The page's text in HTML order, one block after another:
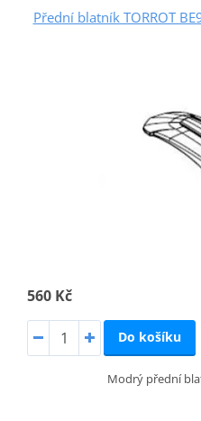
Přední blatník TORROT
560 Kč
Do košíku
Modrý přední